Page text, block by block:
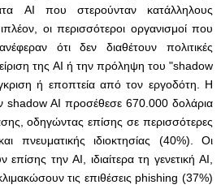
AI που στερούνταν κατάλληλους
οι περισσότεροι οργανισμοί που
ότι δεν διαθέτουν πολιτικές
της AI ή την πρόληψη του "shadow
ή εποπτεία από τον εργοδότη. Η
AI προσέθεσε 670.000 δολάρια
οδηγώντας επίσης σε περισσότερες
πνευματικής ιδιοκτησίας (40%). Οι
επίσης την AI, ιδιαίτερα τη γενετική AI,
τις επιθέσεις phishing (37%)